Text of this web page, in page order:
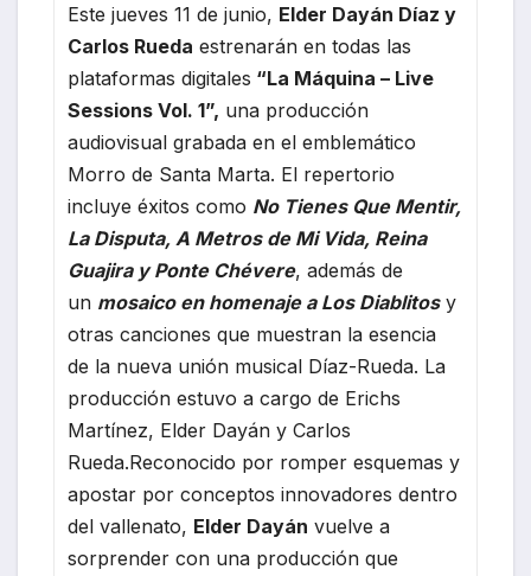
Este jueves 11 de junio, Elder Dayán Díaz y
Carlos Rueda estrenarán en todas las
plataformas digitales “La Máquina – Live
Sessions Vol. 1”, una producción
audiovisual grabada en el emblemático
Morro de Santa Marta. El repertorio
incluye éxitos como No Tienes Que Mentir,
La Disputa, A Metros de Mi Vida, Reina
Guajira y Ponte Chévere, además de
un mosaico en homenaje a Los Diablitosy
otras canciones que muestran la esencia
de la nueva unión musical Díaz-Rueda. La
producción estuvo a cargo de Erichs
Martínez, Elder Dayán y Carlos
Rueda.Reconocido por romper esquemas y
apostar por conceptos innovadores dentro
del vallenato, Elder Dayán vuelve a
sorprender con una producción que